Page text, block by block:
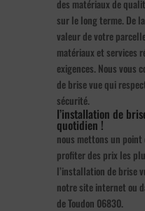
des matériaux de
sur le long terme. De
valeur de votre
matériaux et services
exigences. Nous vous
de brise vue qui
sécurité.
l’installation de
quotidien !
nous mettons un point
profiter des prix les
l’installation de brise
notre site internet ou
de Toudon 06830.